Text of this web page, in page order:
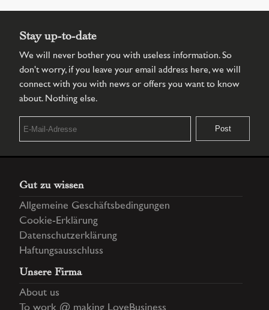
Stay up-to-date
We will never bother you with useless information. So
don't worry, if you leave your email address here, we will
connect with you with news or offers you want to know
about. Nothing else.
Gut zu wissen
Allgemeine Geschäftsbedingungen
Cookie-Erklärung
Datenschutzerklärung
Haftungsausschluss
Unsere Firma
About us